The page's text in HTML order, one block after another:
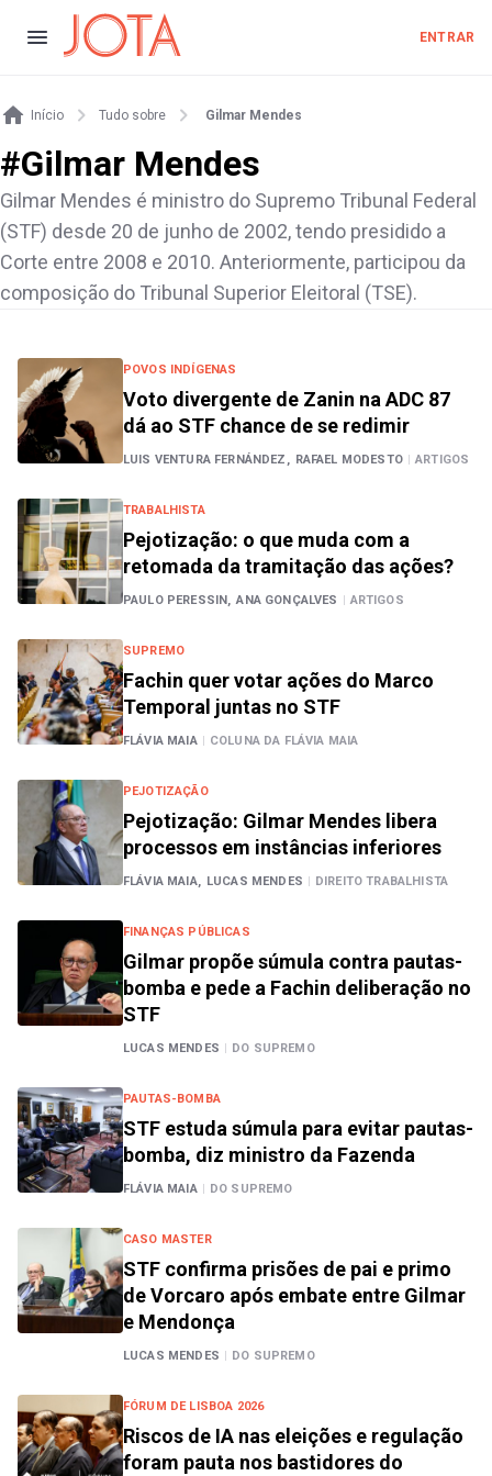
ENTRAR
Início Tudo sobre Gilmar Mendes
#Gilmar Mendes
Gilmar Mendes é ministro do Supremo Tribunal Federal
(STF) desde 20 de junho de 2002, tendo presidido a
Corte entre 2008 e 2010. Anteriormente, participou da
composição do Tribunal Superior Eleitoral (TSE).
POVOS INDÍGENAS
Voto divergente de Zanin na ADC 87
dá ao STF chance de se redimir
LUIS VENTURA FERNÁNDEZ, RAFAEL MODESTO | ARTIGOS
TRABALHISTA
Pejotização: o que muda com a
retomada da tramitação das ações?
PAULO PERESSIN, ANA GONÇALVES | ARTIGOS
SUPREMO
Fachin quer votar ações do Marco
Temporal juntas no STF
FLÁVIA MAIA | COLUNA DA FLÁVIA MAIA
PEJOTIZAÇÃO
Pejotização: Gilmar Mendes libera
processos em instâncias inferiores
FLÁVIA MAIA, LUCAS MENDES | DIREITO TRABALHISTA
FINANÇAS PÚBLICAS
Gilmar propõe súmula contra pautas-
bomba e pede a Fachin deliberação no
STF
LUCAS MENDES | DO SUPREMO
PAUTAS-BOMBA
STF estuda súmula para evitar pautas-
bomba, diz ministro da Fazenda
FLÁVIA MAIA | DO SUPREMO
CASO MASTER
STF confirma prisões de pai e primo
de Vorcaro após embate entre Gilmar
e Mendonça
LUCAS MENDES | DO SUPREMO
FÓRUM DE LISBOA 2026
Riscos de IA nas eleições e regulação
foram pauta nos bastidores do